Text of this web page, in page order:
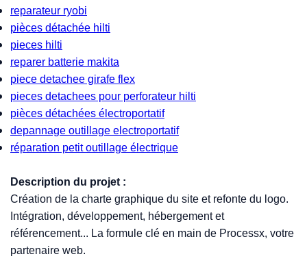
reparateur ryobi
pièces détachée hilti
pieces hilti
reparer batterie makita
piece detachee girafe flex
pieces detachees pour perforateur hilti
pièces détachées électroportatif
depannage outillage electroportatif
réparation petit outillage électrique
Description du projet :
Création de la charte graphique du site et refonte du logo.
Intégration, développement, hébergement et
référencement... La formule clé en main de Processx, votre
partenaire web.